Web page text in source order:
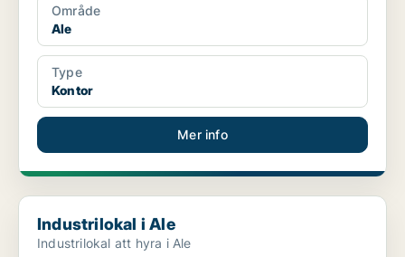
Område
Ale
Type
Kontor
Mer info
Industrilokal i Ale
Industrilokal i Ale
Industrilokal att hyra i Ale